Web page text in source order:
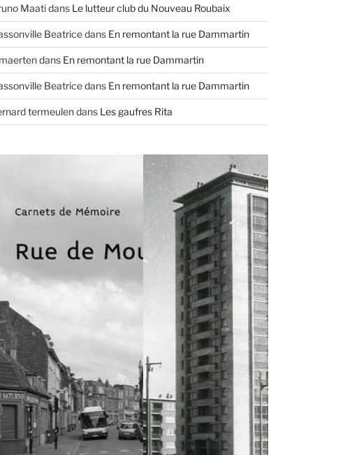
Maatidans Le lutteur club du Nouveau Roubaix
Beatricedans En remontant la rue Dammartin
dans En remontant la rue Dammartin
Beatricedans En remontant la rue Dammartin
termeulendans Les gaufres Rita